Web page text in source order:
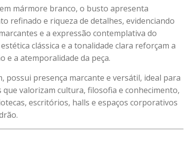
mármore branco, o busto apresenta
refinado e riqueza de detalhes, evidenciando
e a expressão contemplativa do
clássica e a tonalidade clara reforçam a
e a atemporalidade da peça.
possui presença marcante e versátil, ideal para
que valorizam cultura, filosofia e conhecimento,
escritórios, halls e espaços corporativos